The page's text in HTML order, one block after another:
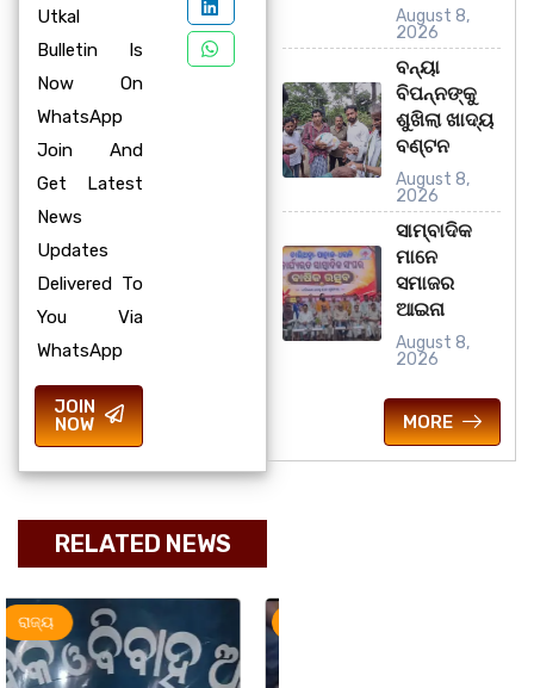
Utkal
Bulletin Is
Now On
WhatsApp
Join And
Get Latest
News
Updates
Delivered To
You Via
WhatsApp
JOIN
NOW
RELATED NEWS
ଅପରାଧ
August 8,
2026
ବନ୍ୟା
ବିପନ୍ନଙ୍କୁ
ଶୁଖିଲା ଖାଦ୍ୟ
ବଣ୍ଟନ
August 8,
2026
ସାମ୍ବାଦିକ
ମାନେ
ସମାଜର
ଆଇନା
August 8,
2026
MORE